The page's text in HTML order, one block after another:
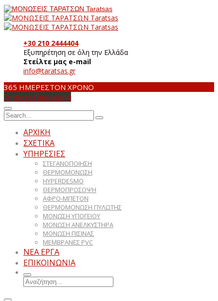
+30 210 2444404
Εξυπηρέτηση σε όλη την Ελλάδα
Στείλτε μας e-mail
info@taratsas.gr
365 ΗΜΕΡΕΣΤΟΝ ΧΡΟΝΟ
Ζητήστε Προσφορά
ΑΡΧΙΚΗ
ΣΧΕΤΙΚΑ
ΥΠΗΡΕΣΙΕΣ
ΣΤΕΓΑΝΟΠΟΙΗΣΗ
ΘΕΡΜΟΜΟΝΩΣΗ
HYPERDESMO
ΘΕΡΜΟΠΡΟΣΟΨΗ
ΑΦΡΟ-ΜΠΕΤΟΝ
ΘΕΡΜΟΜΟΝΩΣΗ ΠΥΛΩΤΗΣ
ΜΟΝΩΣΗ ΥΠΟΓΕΙΟΥ
ΜΟΝΩΣΗ ΑΝΕΛΚΥΣΤΗΡΑ
ΜΟΝΩΣΗ ΠΙΣΙΝΑΣ
ΜΕΜΒΡΑΝΕΣ PVC
ΝΕΑ ΕΡΓΑ
ΕΠΙΚΟΙΝΩΝΙΑ